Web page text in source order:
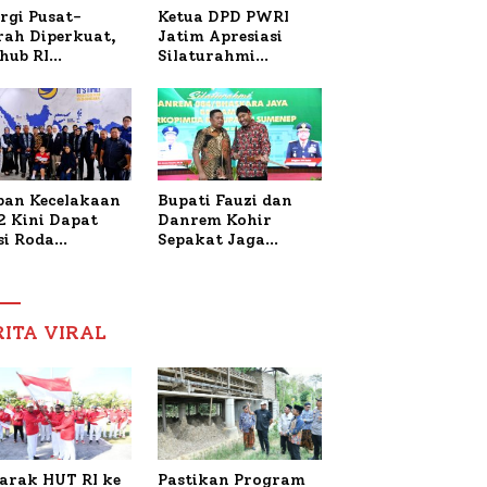
Pusat-
Diperkuat,
RI
Bahas
KM
Sentosa II
Ketua DPD PWRI
Jatim Apresiasi
Silaturahmi
dan PWRI, Sebut
Kemitraan Ideal
Polri-Pers
Kecelakaan
Kini Dapat
Roda
Nabil
Bupati Fauzi dan
Danrem Kohir
Sepakat Jaga
VIRAL
HUT RI ke
Pastikan Program